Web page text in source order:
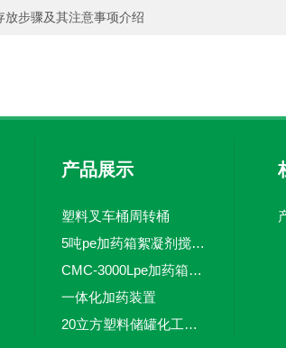
放步骤及其注意事项介绍
产品展示
塑料叉车桶周转桶
5吨pe加药箱絮凝剂搅拌桶溶盐箱计量桶
CMC-3000Lpe加药箱计量泵加药罐
一体化加药装置
20立方塑料储罐化工储罐防腐储罐PE桶